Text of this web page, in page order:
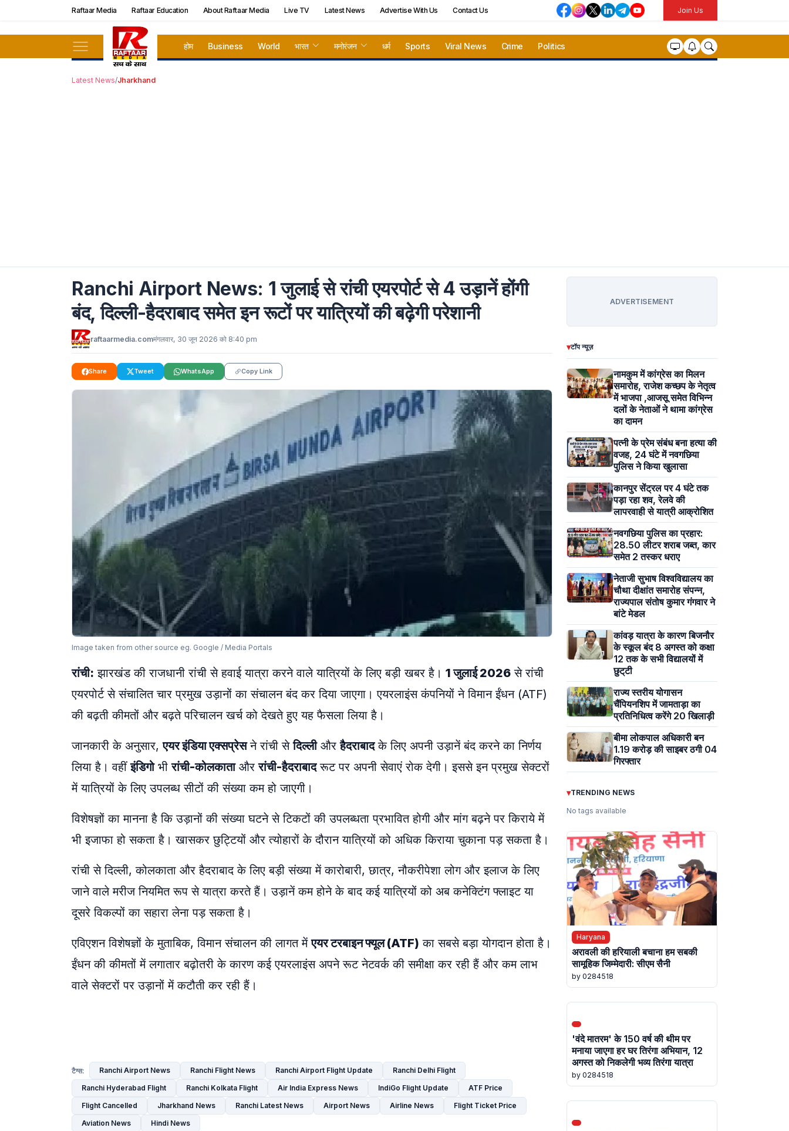
Join Us
Raftaar Media Raftaar Education About Raftaar Media Live TV Latest News Advertise With Us Contact Us
होम Business World भारत मनोरंजन धर्म Sports Viral News Crime Politics
Latest News/Jharkhand
Ranchi Airport News: 1 जुलाई से रांची एयरपोर्ट से 4 उड़ानें होंगी
बंद, दिल्ली-हैदराबाद समेत इन रूटों पर यात्रियों की बढ़ेगी परेशानी
raftaarmedia.comमंगलवार, 30 जून 2026 को 8:40 pm
Share Tweet WhatsApp Copy Link
Image taken from other source eg. Google / Media Portals
रांची: झारखंड की राजधानी रांची से हवाई यात्रा करने वाले यात्रियों के लिए बड़ी खबर है। 1 जुलाई 2026 से रांची
एयरपोर्ट से संचालित चार प्रमुख उड़ानों का संचालन बंद कर दिया जाएगा। एयरलाइंस कंपनियों ने विमान ईंधन (ATF)
की बढ़ती कीमतों और बढ़ते परिचालन खर्च को देखते हुए यह फैसला लिया है।
जानकारी के अनुसार,एयर इंडिया एक्सप्रेसने रांची सेदिल्लीऔरहैदराबादके लिए अपनी उड़ानें बंद करने का निर्णय
लिया है। वहींइंडिगोभीरांची-कोलकाताऔररांची-हैदराबादरूट पर अपनी सेवाएं रोक देगी। इससे इन प्रमुख सेक्टरों
में यात्रियों के लिए उपलब्ध सीटों की संख्या कम हो जाएगी।
विशेषज्ञों का मानना है कि उड़ानों की संख्या घटने से टिकटों की उपलब्धता प्रभावित होगी और मांग बढ़ने पर किराये में
भी इजाफा हो सकता है। खासकर छुट्टियों और त्योहारों के दौरान यात्रियों को अधिक किराया चुकाना पड़ सकता है।
रांची से दिल्ली, कोलकाता और हैदराबाद के लिए बड़ी संख्या में कारोबारी, छात्र, नौकरीपेशा लोग और इलाज के लिए
जाने वाले मरीज नियमित रूप से यात्रा करते हैं। उड़ानें कम होने के बाद कई यात्रियों को अब कनेक्टिंग फ्लाइट या
दूसरे विकल्पों का सहारा लेना पड़ सकता है।
एविएशन विशेषज्ञों के मुताबिक, विमान संचालन की लागत मेंएयर टरबाइन फ्यूल (ATF) का सबसे बड़ा योगदान होता है।
ईंधन की कीमतों में लगातार बढ़ोतरी के कारण कई एयरलाइंस अपने रूट नेटवर्क की समीक्षा कर रही हैं और कम लाभ
वाले सेक्टरों पर उड़ानों में कटौती कर रही हैं।
टैग्स: Ranchi Airport News Ranchi Flight News Ranchi Airport Flight Update
Ranchi Delhi Flight
Ranchi Hyderabad Flight
Ranchi Kolkata Flight Air India Express News IndiGo Flight Update
ATF Price
Flight Cancelled
Jharkhand News Ranchi Latest News Airport News Airline News
Flight Ticket Price
Aviation News
Hindi News
ADVERTISEMENT
▾टॉप न्यूज़
नामकुम में कांग्रेस का मिलन
समारोह, राजेश कच्छप के नेतृत्व
में भाजपा ,आजसू समेत विभिन्न
दलों के नेताओं ने थामा कांग्रेस
का दामन
पत्नी के प्रेम संबंध बना हत्या की
वजह, 24 घंटे में नवगछिया
पुलिस ने किया खुलासा
कानपुर सेंट्रल पर 4 घंटे तक
पड़ा रहा शव, रेलवे की
लापरवाही से यात्री आक्रोशित
नवगछिया पुलिस का प्रहार:
28.50 लीटर शराब जब्त, कार
समेत 2 तस्कर धराए
नेताजी सुभाष विश्वविद्यालय का
चौथा दीक्षांत समारोह संपन्न,
राज्यपाल संतोष कुमार गंगवार ने
बांटे मेडल
कांवड़ यात्रा के कारण बिजनौर
के स्कूल बंद 8 अगस्त को कक्षा
12 तक के सभी विद्यालयों में
छुट्‌टी
राज्य स्तरीय योगासन
चैंपियनशिप में जामताड़ा का
प्रतिनिधित्व करेंगे 20 खिलाड़ी
बीमा लोकपाल अधिकारी बन
1.19 करोड़ की साइबर ठगी 04
गिरफ्तार
▾TRENDING NEWS
No tags available
Haryana
अरावली की हरियाली बचाना हम सबकी
सामूहिक जिम्मेदारी: सीएम सैनी
by 0284518
'वंदे मातरम' के 150 वर्ष की थीम पर
मनाया जाएगा हर घर तिरंगा अभियान, 12
अगस्त को निकलेगी भव्य तिरंगा यात्रा
by 0284518